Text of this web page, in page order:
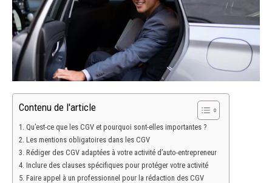
Contenu de l'article
Qu’est-ce que les CGV et pourquoi sont-elles importantes ?
Les mentions obligatoires dans les CGV
Rédiger des CGV adaptées à votre activité d’auto-entrepreneur
Inclure des clauses spécifiques pour protéger votre activité
Faire appel à un professionnel pour la rédaction des CGV